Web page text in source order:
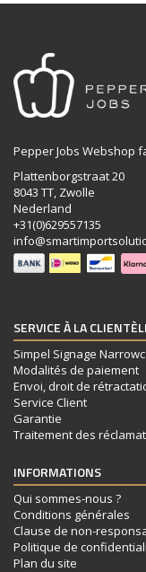
Pepper Jobs Webshop
Plattenborgstraat 20
8043 TT, Zwolle
Nederland
+31(0)629557135
SERVICE À LA
Simpel Signage
Modalités de paiement
Envoi, droit de
Service Client
Garantie
Traitement des
INFORMATIONS
Qui sommes-nous ?
Conditions générales
Clause de non-
Politique de
Plan du site